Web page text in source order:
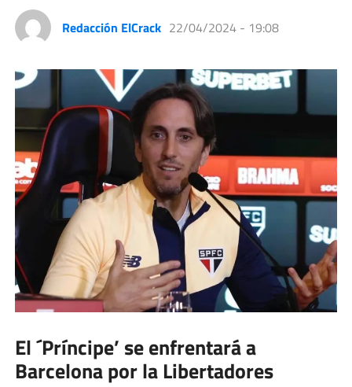
Redacción ElCrack 22/04/2024 - 19:08
El ´Príncipe’ se enfrentará a
Barcelona por la Libertadores